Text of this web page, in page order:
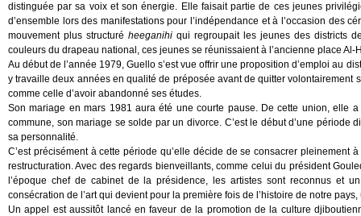
distinguée par sa voix et son énergie. Elle faisait partie de ces jeunes
d’ensemble lors des manifestations pour l’indépendance et à l’occasion des
mouvement plus structuré heeganihiqui regroupait les jeunes des districts
couleurs du drapeau national, ces jeunes se réunissaient à l’ancienne place
Au début de l’année 1979, Guello s’est vue offrir une proposition d’emploi au
y travaille deux années en qualité de préposée avant de quitter volontairement
comme celle d’avoir abandonné ses études.
Son mariage en mars 1981 aura été une courte pause. De cette union, elle
commune, son mariage se solde par un divorce. C’est le début d’une
sa personnalité.
C’est précisément à cette période qu’elle décide de se consacrer
restructuration. Avec des regards bienveillants, comme celui du président
l’époque chef de cabinet de la présidence, les artistes sont reconnus et
consécration de l’art qui devient pour la première fois de l’histoire de notre
Un appel est aussitôt lancé en faveur de la promotion de la culture